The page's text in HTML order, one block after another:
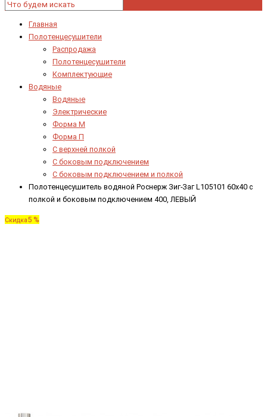
Главная
Полотенцесушители
Распродажа
Полотенцесушители
Комплектующие
Водяные
Водяные
Электрические
Форма М
Форма П
C верхней полкой
C боковым подключением
C боковым подключением и полкой
Полотенцесушитель водяной Роснерж Зиг-Заг L105101 60x40 с
полкой и боковым подключением 400, ЛЕВЫЙ
Скидка5 %